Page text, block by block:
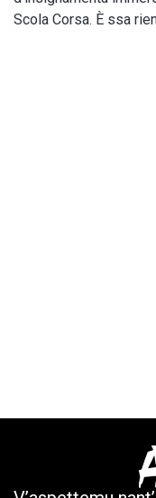
Scola Corsa. È ssa